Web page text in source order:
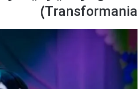
Transformania)